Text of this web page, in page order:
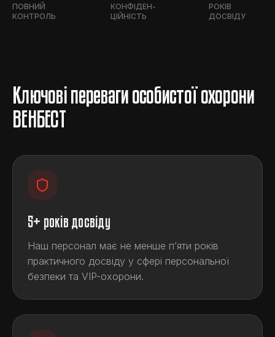
ПОВНИЙ
КОНТРОЛЬ
КОНФІДЕН-
ЦІЙНІСТЬ
РОКІВ
ДОСВІДУ
Ключові переваги особистої охорони
ВЕНБЕСТ
5+ років досвіду
Наш персонал має не менше п’яти років
практичного досвіду у сфері персональної
безпеки та VIP-охорони.